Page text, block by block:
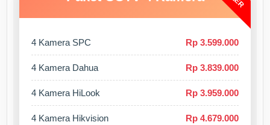
4 Kamera SPC Rp 3.599.000
4 Kamera Dahua Rp 3.839.000
4 Kamera HiLook Rp 3.959.000
4 Kamera Hikvision Rp 4.679.000